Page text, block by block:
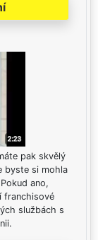
pak skvělý
byste si mohla
ano,
franchisové
službách s